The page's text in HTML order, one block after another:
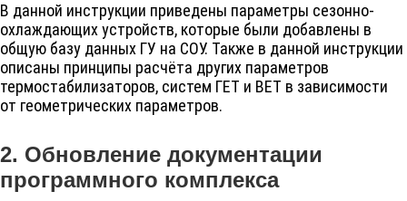
В данной инструкции приведены параметры сезонно-
охлаждающих устройств, которые были добавлены в
общую базу данных ГУ на СОУ. Также в данной инструкции
описаны принципы расчёта других параметров
термостабилизаторов, систем ГЕТ и ВЕТ в зависимости
от геометрических параметров.
2. Обновление документации
программного комплекса